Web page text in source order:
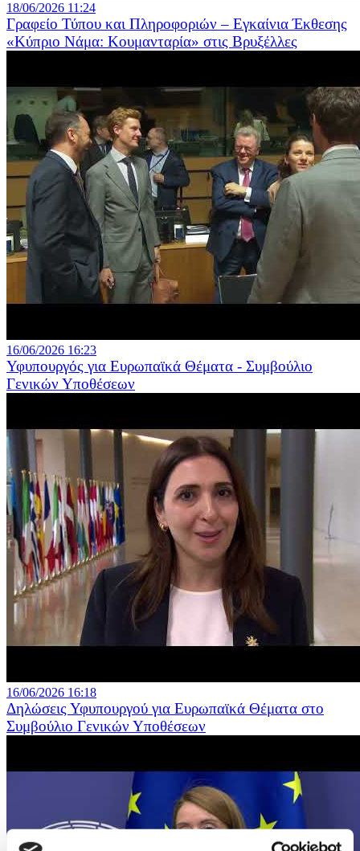
18/06/2026 11:24
Γραφείο Τύπου και Πληροφοριών – Εγκαίνια Έκθεσης
«Κύπριο Νάμα: Κουμανταρία» στις Βρυξέλλες
16/06/2026 16:23
Υφυπουργός για Ευρωπαϊκά Θέματα - Συμβούλιο
Γενικών Υποθέσεων
16/06/2026 16:18
Δηλώσεις Υφυπουργού για Ευρωπαϊκά Θέματα στο
Συμβούλιο Γενικών Υποθέσεων